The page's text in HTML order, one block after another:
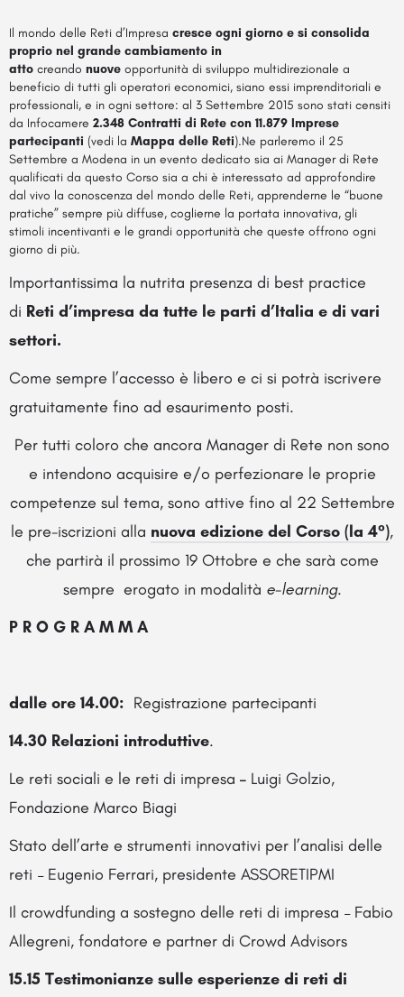
Il mondo delle Reti d’Impresa cresce ogni giorno e si consolida
proprio nel grande cambiamento in
atto creando nuove opportunità di sviluppo multidirezionale a
beneficio di tutti gli operatori economici, siano essi imprenditoriali e
professionali, e in ogni settore: al 3 Settembre 2015 sono stati censiti
da Infocamere 2.348 Contratti di Rete con 11.879 Imprese
partecipanti (vedi la Mappa delle Reti).Ne parleremo il 25
Settembre a Modena in un evento dedicato sia ai Manager di Rete
qualificati da questo Corso sia a chi è interessato ad approfondire
dal vivo la conoscenza del mondo delle Reti, apprenderne le “buone
pratiche” sempre più diffuse, coglierne la portata innovativa, gli
stimoli incentivanti e le grandi opportunità che queste offrono ogni
giorno di più.
Importantissima la nutrita presenza di best practice
di Reti d’impresa da tutte le parti d’Italia e di vari
settori.
Come sempre l’accesso è libero e ci si potrà iscrivere
gratuitamente fino ad esaurimento posti.
Per tutti coloro che ancora Manager di Rete non sono
e intendono acquisire e/o perfezionare le proprie
competenze sul tema, sono attive fino al 22 Settembre
le pre-iscrizioni alla nuova edizione del Corso (la 4°),
che partirà il prossimo 19 Ottobre e che sarà come
sempre erogato in modalità e-learning.
P R O G R A M M A
dalle ore 14.00: Registrazione partecipanti
14.30 Relazioni introduttive.
Le reti sociali e le reti di impresa – Luigi Golzio,
Fondazione Marco Biagi
Stato dell’arte e strumenti innovativi per l’analisi delle
reti – Eugenio Ferrari, presidente ASSORETIPMI
Il crowdfunding a sostegno delle reti di impresa – Fabio
Allegreni, fondatore e partner di Crowd Advisors
15.15 Testimonianze sulle esperienze di reti di